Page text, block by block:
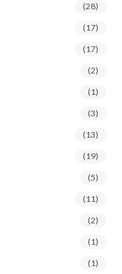
(28)
(17)
(17)
(2)
(1)
(3)
(13)
(19)
(5)
(11)
(2)
(1)
(1)